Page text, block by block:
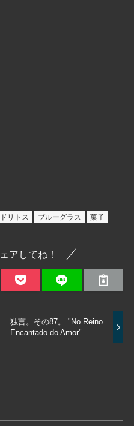
ドリトス ブルーグラス 菓子
アしてね！
独言。その87。 "No Reino
Encantado do Amor"